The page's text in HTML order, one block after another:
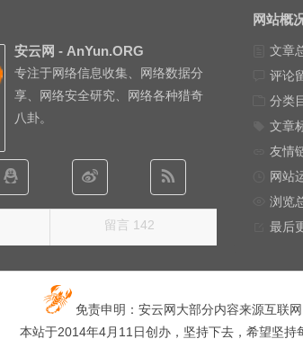
安云网 - AnYun.ORG
专注于网络信息收集、网络数据分
享、网络安全研究、网络各种猎奇
八卦。
留言 142
网站概
文章
评论
分类
文章
友情
网站
浏览
最后
免责申明：安云网大部分内容来源互联
本站于2014年4月11日创办，坚持下去，希望坚